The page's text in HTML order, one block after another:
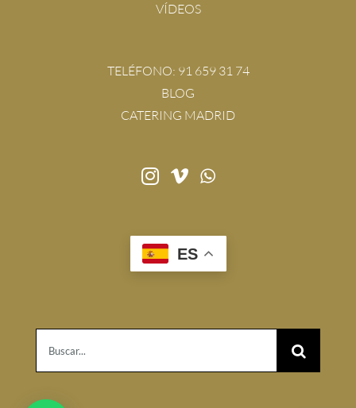
VÍDEOS
TELÉFONO: 91 659 31 74
BLOG
CATERING MADRID
ES